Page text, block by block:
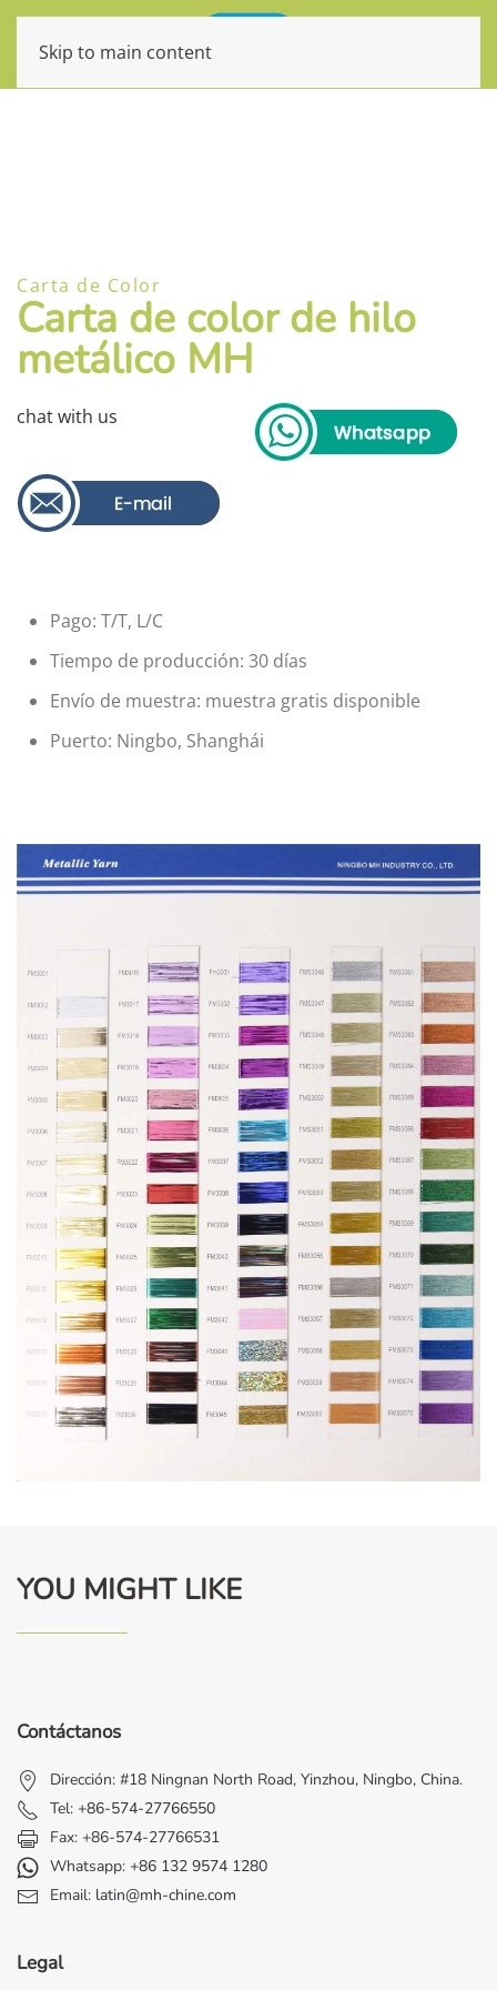
Skip to main content
Carta de Color
Carta de color de hilo
metálico MH
chat with us
Pago: T/T, L/C
Tiempo de producción: 30 días
Envío de muestra: muestra gratis disponible
Puerto: Ningbo, Shanghái
YOU MIGHT LIKE
Contáctanos
Dirección: #18 Ningnan North Road, Yinzhou, Ningbo, China.
Tel: +86-574-27766550
Fax: +86-574-27766531
Whatsapp: +86 132 9574 1280
Email: latin@mh-chine.com
Legal